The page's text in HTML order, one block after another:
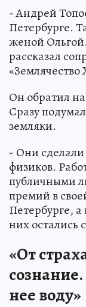
- Андрей
Петербурге.
женой
рассказал
Он обратил
Сразу
земляки.
- Они
физиков.
публичными
премий в
Петербурге,
них остались
«От
нее воду»